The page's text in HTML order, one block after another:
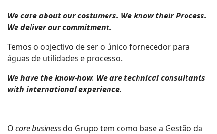
We care about our costumers. We know their Process.
We deliver our commitment.
Temos o objectivo de ser o único fornecedor para
águas de utilidades e processo.
We have the know-how. We are technical consultants
with international experience.
O core businessdo Grupo tem como base a Gestão da